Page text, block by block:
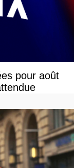
pour août